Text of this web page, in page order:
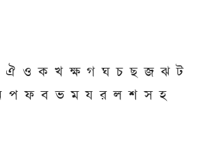
ঐ ও ক খ ক্ষ গ ঘ চ ছ জ ঝ ট
প ফ ব ভ ম য র ল শ স হ